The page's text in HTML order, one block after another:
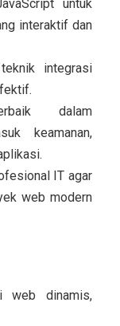
untuk
interaktif dan
integrasi
dalam
keamanan,
IT agar
web modern
web dinamis,